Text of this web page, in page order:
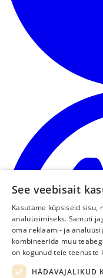
See veebisait
Kasutame küpsiseid sisu,
analüüsimiseks. Samuti
oma reklaami- ja
kombineerida muu
on kogunud teie teenuste
HÄDAVAJALIKUD